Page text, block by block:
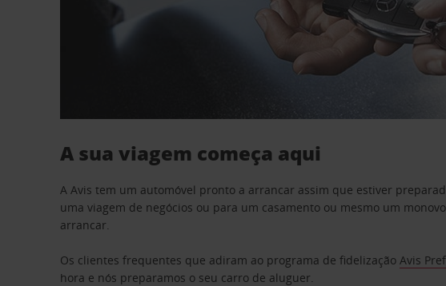
A sua viagem começa aqui
A Avis tem um automóvel pronto a arrancar assim que estiver
uma viagem de negócios ou para um casamento ou mesmo um
arrancar.
Os clientes frequentes que adiram ao programa de fidelizaçãoAvis
hora e nós preparamos o seu carro de aluguer.